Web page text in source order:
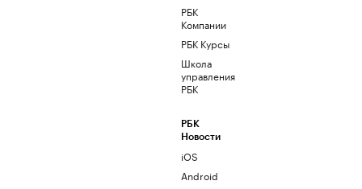
РБК
Компании
РБК Курсы
Школа
управления
РБК
РБК
Новости
iOS
Android